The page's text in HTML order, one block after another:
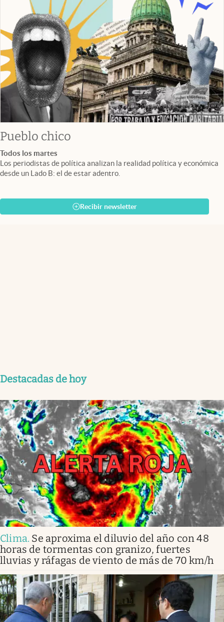
Pueblo chico
Todos los martes
Los periodistas de política analizan la realidad política y económica
desde un Lado B: el de estar adentro.
Recibir newsletter
Destacadas de hoy
Clima. Se aproxima el diluvio del año con 48
horas de tormentas con granizo, fuertes
lluvias y ráfagas de viento de más de 70 km/h